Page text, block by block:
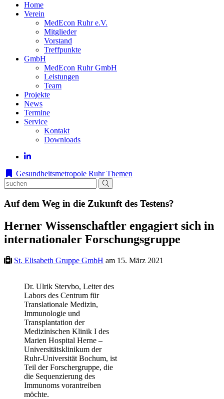
Home
Verein
MedEcon Ruhr e.V.
Mitglieder
Vorstand
Treffpunkte
GmbH
MedEcon Ruhr GmbH
Leistungen
Team
Projekte
News
Termine
Service
Kontakt
Downloads
Gesundheitsmetropole Ruhr Themen
Auf dem Weg in die Zukunft des Testens?
Herner Wissenschaftler engagiert sich in
internationaler Forschungsgruppe
St. Elisabeth Gruppe GmbH am 15. März 2021
Dr. Ulrik Stervbo, Leiter des
Labors des Centrum für
Translationale Medizin,
Immunologie und
Transplantation der
Medizinischen Klinik I des
Marien Hospital Herne –
Universitätsklinikum der
Ruhr-Universität Bochum, ist
Teil der Forschergruppe, die
die Sequenzierung des
Immunoms vorantreiben
möchte.